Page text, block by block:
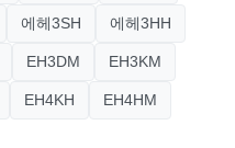
에헤3SH 에헤3HH
EH3DM EH3KM
EH4KH EH4HM